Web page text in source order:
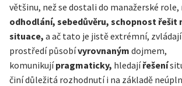
většinu, než se dostali do manažerské role,
odhodlání, sebedůvěru, schopnost řešit
situace, a ač tato je jistě extrémní,
prostředí působívyrovnaným dojmem,
komunikujípragmaticky, hledajířešení
činí důležitá rozhodnutí i na základě